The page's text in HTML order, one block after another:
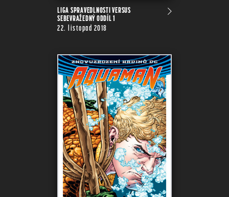
LIGA SPRAVEDLNOSTI VERSUS
SEBEVRAŽEDNÝ ODDÍL 1
22. listopad 2018